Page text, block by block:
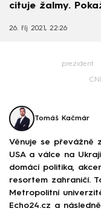
cituje žalmy.
26. říj 2021, 22:26
prezident
Tomáš Kačmár
Věnuje se převážně
USA a válce na
domácí politika,
resortem zahraničí.
Metropolitní
Echo24.cz a